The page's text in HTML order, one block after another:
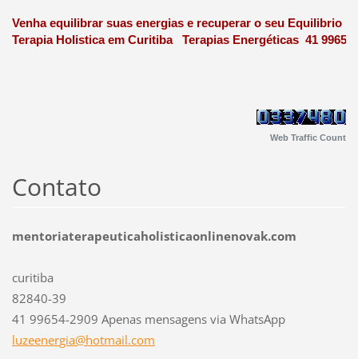
Venha equilibrar suas energias e recuperar o seu Equilibrio
Terapia Holistica em Curitiba Terapias Energéticas 41 99654-
Web Traffic Count
Contato
mentoriaterapeuticaholisticaonlinenovak.com
curitiba
82840-39
41 99654-2909 Apenas mensagens via WhatsApp
luzeenergia@hotmail.com